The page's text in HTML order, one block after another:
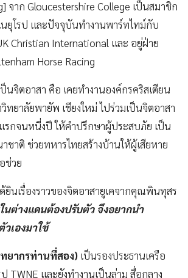
จาก Gloucestershire College เป็นสมาชิก
นยุโรป และปัจจุบันทำงานพาร์ทไทม์กับ
Christian International และ อยู่ฝ่าย
Horse Racing
นจิตอาสา คือ เคยทำงานองค์กรคริสเตียน
ยาลัยพายัพ เชียงใหม่ ไปร่วมเป็นจิตอาสา
รกจนหนี่งปี ให้คำปรึกษาผู้ประสบภัย เป็น
ชาติ ช่วยทหารไทยสร้างบ้านให้ผู้เสียหาย
ช่วย
ยินเรื่องราวของจิตอาสายูเคจากคุณพินทุสร
ต่างแดนต้องปรับตัว จึงอยากนำ
เองมาใช้
ทยากรท่านที่สอง) เป็นรองประธานเครือ
TWNE และยังทำงานเป็นล่าม สื่อกลาง